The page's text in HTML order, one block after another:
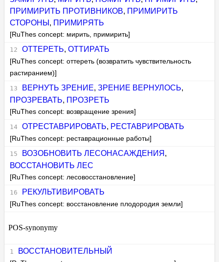
ПРИМИРИТЬ ПРОТИВНИКОВ, ПРИМИРИТЬ
СТОРОНЫ , ПРИМИРЯТЬ
[RuThes concept: мирить, примирить]
ОТТЕРЕТЬ, ОТТИРАТЬ
[RuThes concept: оттереть (возвратить чувствительность
растиранием)]
ВЕРНУТЬ ЗРЕНИЕ, ЗРЕНИЕ ВЕРНУЛОСЬ,
ПРОЗРЕВАТЬ, ПРОЗРЕТЬ
[RuThes concept: возвращение зрения]
ОТРЕСТАВРИРОВАТЬ, РЕСТАВРИРОВАТЬ
[RuThes concept: реставрационные работы]
ВОЗОБНОВИТЬ ЛЕСОНАСАЖДЕНИЯ ,
ВОССТАНОВИТЬ ЛЕС
[RuThes concept: лесовосстановление]
РЕКУЛЬТИВИРОВАТЬ
[RuThes concept: восстановление плодородия земли]
POS-synonymy
ВОССТАНОВИТЕЛЬНЫЙ